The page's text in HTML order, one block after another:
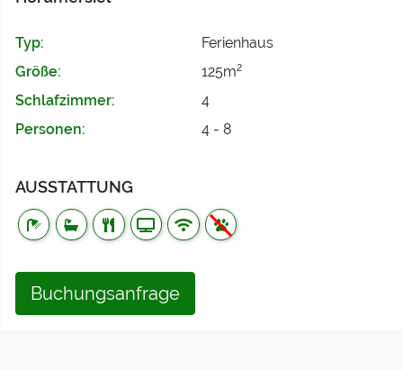
Typ:
Ferienhaus
Größe:
125m2
Schlafzimmer:
4
Personen:
4 - 8
AUSSTATTUNG
Buchungsanfrage